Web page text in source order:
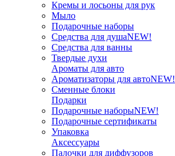
Кремы и лосьоны для рук
Мыло
Подарочные наборы
Средства для душаNEW!
Средства для ванны
Твердые духи
Ароматы для авто
Ароматизаторы для автоNEW!
Сменные блоки
Подарки
Подарочные наборыNEW!
Подарочные сертификаты
Упаковка
Аксессуары
Палочки для диффузоров